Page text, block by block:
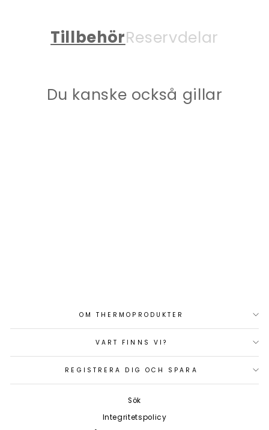
TillbehörReservdelar
Du kanske också gillar
OM THERMOPRODUKTER
VART FINNS VI?
REGISTRERA DIG OCH SPARA
Sök
Integritetspolicy